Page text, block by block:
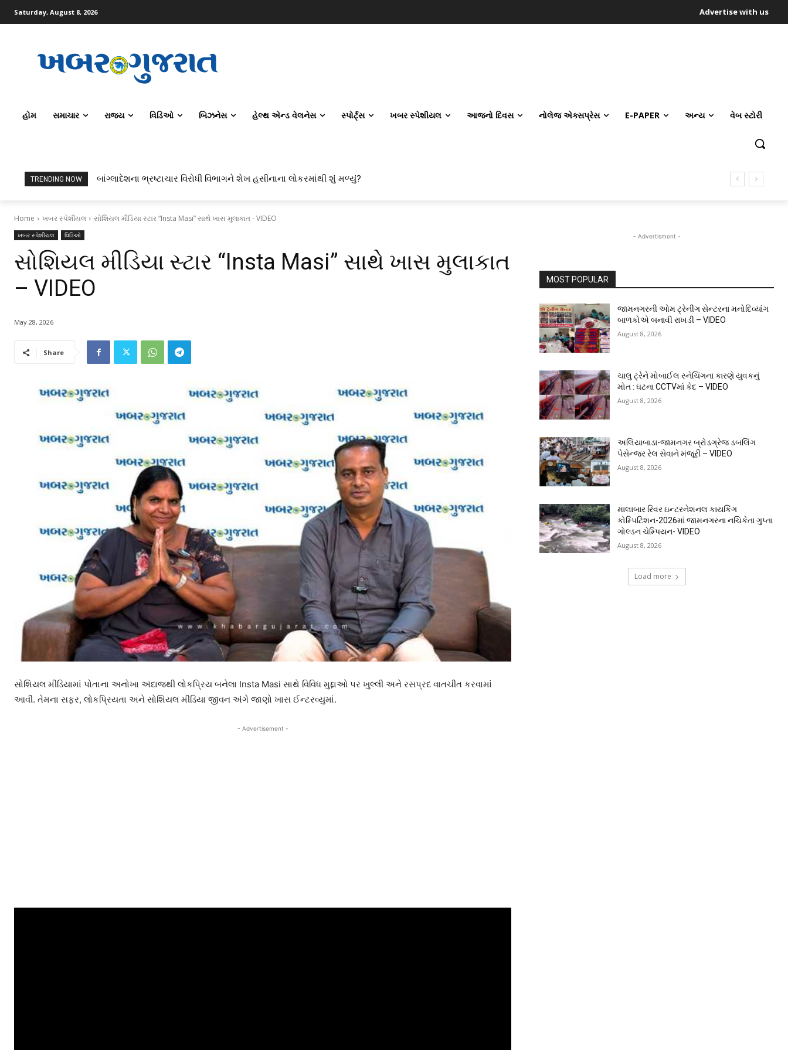
Saturday, August 8, 2026 Advertise with us
હોમ સમાચાર રાજ્ય વિડિઓ બિઝનેસ હેલ્થ એન્ડ વેલનેસ સ્પોર્ટ્સ ખબર સ્પેશીયલ આજનો દિવસ નોલેજ એક્સપ્રેસ E-PAPER અન્ય વેબ સ્ટોરી
TRENDING NOW બાંગ્લાદેશના ભ્રષ્ટાચાર વિરોધી વિભાગને શેખ હસીનાના લોકરમાંથી શું મળ્યું?
Home ખબર સ્પેશીયલ સોશિયલ મીડિયા સ્ટાર “Insta Masi” સાથે ખાસ મુલાકાત - VIDEO
ખબર સ્પેશીયલ વિડિઓ
સોશિયલ મીડિયા સ્ટાર “Insta Masi” સાથે ખાસ મુલાકાત
– VIDEO
May 28, 2026
Share
સોશિયલ મીડિયામાં પોતાના અનોખા અંદાજથી લોકપ્રિય બનેલા Insta Masi સાથે વિવિધ મુદ્દાઓ પર ખુલ્લી અને રસપ્રદ વાતચીત કરવામાં
આવી. તેમના સફર, લોકપ્રિયતા અને સોશિયલ મીડિયા જીવન અંગે જાણો ખાસ ઈન્ટરવ્યુમાં.
- Advertisement -
- Advertisment -
MOST POPULAR
જામનગરની ઓમ ટ્રેનીંગ સેન્ટરના મનોદિવ્યાંગ
બાળકોએ બનાવી રાખડી – VIDEO
August 8, 2026
ચાલુ ટ્રેને મોબાઈલ સ્નેચિંગના કારણે યુવકનું
મોત : ઘટના CCTVમાં કેદ – VIDEO
August 8, 2026
અલિયાબાડા-જામનગર બ્રોડગ્રેજ ડબલિંગ
પેસેન્જર રેલ સેવાને મંજૂરી – VIDEO
August 8, 2026
માલાબાર રિવર ઇન્ટરનેશનલ કાયકિંગ
કોમ્પિટિશન-2026માં જામનગરના નચિકેતા ગુપ્તા
ગોલ્ડન ચેમ્પિયન- VIDEO
August 8, 2026
Load more